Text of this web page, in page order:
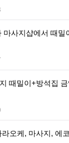
마사지샵에서 때밀
때밀이+방석집
라오케, 마사지, 에